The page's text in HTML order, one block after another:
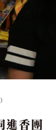
進香團